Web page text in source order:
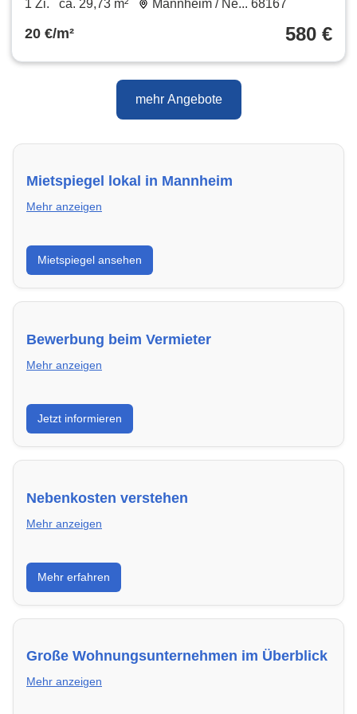
1 Zi. ca. 29,73 m² Mannheim / Ne... 68167
20 €/m² 580 €
mehr Angebote
Mietspiegel lokal in Mannheim
Mehr anzeigen
Erhalte einen Überblick über die aktuellen Mietpreise
regional in Mannheim. So weißt du genau, welche
Miete fair ist und wo sich ein Vergleich lohnt.
Mietspiegel ansehen
Bewerbung beim Vermieter
Mehr anzeigen
Wie du in Mannheim mit einer überzeugenden
Bewerbung die besten Chancen auf deine
Traumwohnung hast – inklusive Mustervorlagen.
Jetzt informieren
Nebenkosten verstehen
Mehr anzeigen
Erfahre, welche Nebenkosten rechtmäßig sind und
wie du deine monatliche Belastung optimieren
kannst.
Mehr erfahren
Große Wohnungsunternehmen im Überblick
Mehr anzeigen